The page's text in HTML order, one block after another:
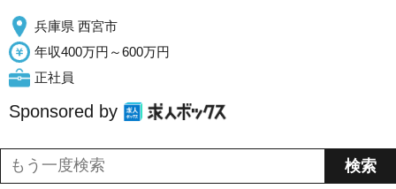
兵庫県 西宮市
年収400万円～600万円
正社員
Sponsored by